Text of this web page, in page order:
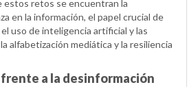
retos se encuentran la
en la información, el papel crucial de
uso de inteligencia artificial y las
alfabetización mediática y la resiliencia
a la desinformación